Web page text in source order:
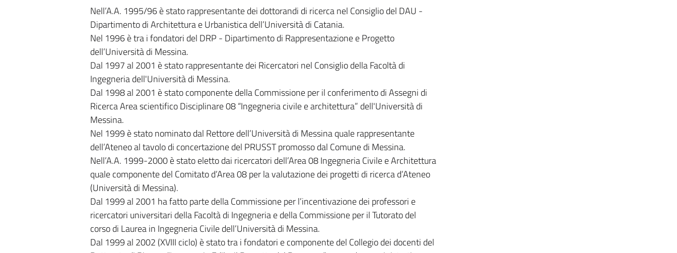
Nell’A.A. 1995/96 è stato rappresentante dei dottorandi di ricerca nel Consiglio del DAU -
Dipartimento di Architettura e Urbanistica dell’Università di Catania.
Nel 1996 è tra i fondatori del DRP - Dipartimento di Rappresentazione e Progetto
dell’Università di Messina.
Dal 1997 al 2001 è stato rappresentante dei Ricercatori nel Consiglio della Facoltà di
Ingegneria dell'Università di Messina.
Dal 1998 al 2001 è stato componente della Commissione per il conferimento di Assegni di
Ricerca Area scientifico Disciplinare 08 “Ingegneria civile e architettura” dell'Università di
Messina.
Nel 1999 è stato nominato dal Rettore dell’Università di Messina quale rappresentante
dell’Ateneo al tavolo di concertazione del PRUSST promosso dal Comune di Messina.
Nell’A.A. 1999-2000 è stato eletto dai ricercatori dell’Area 08 Ingegneria Civile e Architettura
quale componente del Comitato d’Area 08 per la valutazione dei progetti di ricerca d’Ateneo
(Università di Messina).
Dal 1999 al 2001 ha fatto parte della Commissione per l’incentivazione dei professori e
ricercatori universitari della Facoltà di Ingegneria e della Commissione per il Tutorato del
corso di Laurea in Ingegneria Civile dell’Università di Messina.
Dal 1999 al 2002 (XVIII ciclo) è stato tra i fondatori e componente del Collegio dei docenti del